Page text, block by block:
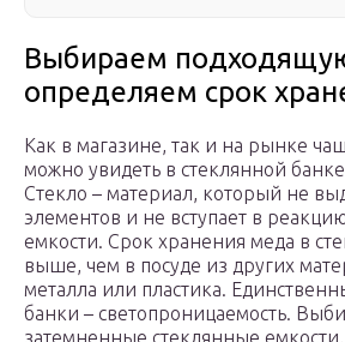
Выбираем
определяем срок
Как в магазине, так и на рынке
можно увидеть в стеклянной
Стекло – материал, который не
элементов и не вступает в
емкости. Срок хранения меда в
выше, чем в посуде из других
металла или пластика.
банки – светопроницаемость.
затемненные стеклянные